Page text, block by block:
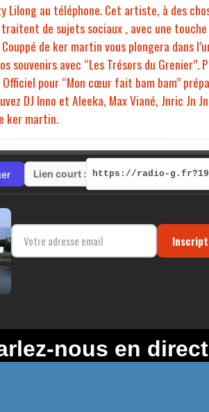
Lilong au téléphone. Cet artiste, à des
de sujets sociaux , avec une
de ker martin vous plongera dans
souvenirs avec “Les Trésors du
pour “Mon cœur fait bam bam”
DJ Inno et Aleeka, Max Viané, Jnric Jn
ker martin.
Lien court :